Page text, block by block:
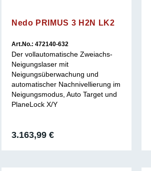
Nedo PRIMUS 3 H2N LK2
Art.No.: 472140-632
Der vollautomatische Zweiachs-
Neigungslaser mit
Neigungsüberwachung und
automatischer Nachnivellierung im
Neigungsmodus, Auto Target und
PlaneLock X/Y
3.163,99 €